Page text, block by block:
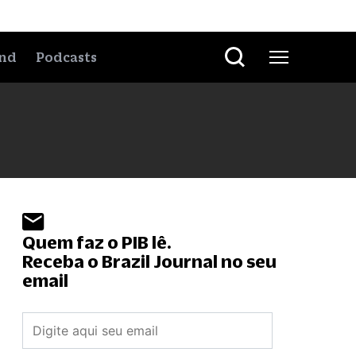
Podcasts
Quem faz o PIB lê.
Receba o Brazil Journal no seu
email